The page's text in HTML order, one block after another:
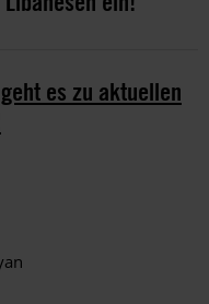
es zu aktuellen